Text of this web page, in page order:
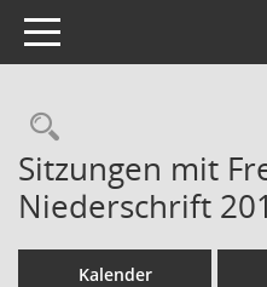
Toggle navigation
Sitzungen mit
Niederschrift
Kalender